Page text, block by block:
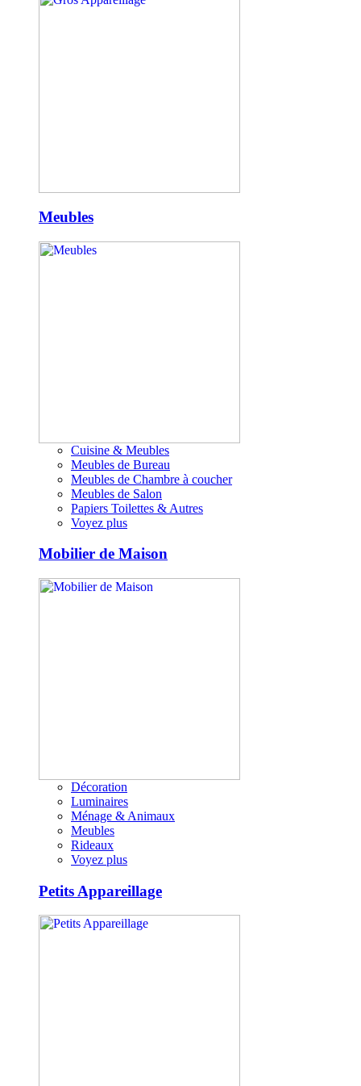
Meubles
Cuisine & Meubles
Meubles de Bureau
Meubles de Chambre à coucher
Meubles de Salon
Papiers Toilettes & Autres
Voyez plus
Mobilier de Maison
Décoration
Luminaires
Ménage & Animaux
Meubles
Rideaux
Voyez plus
Petits Appareillage